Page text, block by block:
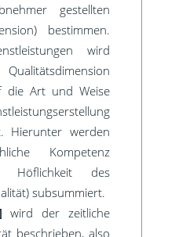
gestellten
bestimmen.
wird
die Art und Weise
Hierunter werden
Kompetenz
Höflichkeit des
subsummiert.
wird der zeitliche
beschrieben, also